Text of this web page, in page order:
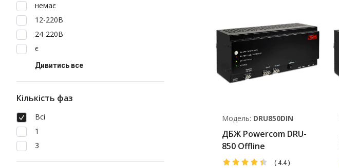
немає
12-220В
24-220В
є
Дивитись все
Кількість фаз
Всі
1
3
Модель: DRU850DIN
ДБЖ Powercom DRU-
850 Offline
( 4.4)